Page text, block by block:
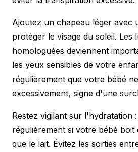
Ajoutez un chapeau léger avec
protéger le visage du soleil. Les
homologuées deviennent
les yeux sensibles de votre
régulièrement que votre bébé
excessivement, signe d'une
Restez vigilant sur l'hydratation
régulièrement si votre bébé boit
que le lait. Évitez les sorties